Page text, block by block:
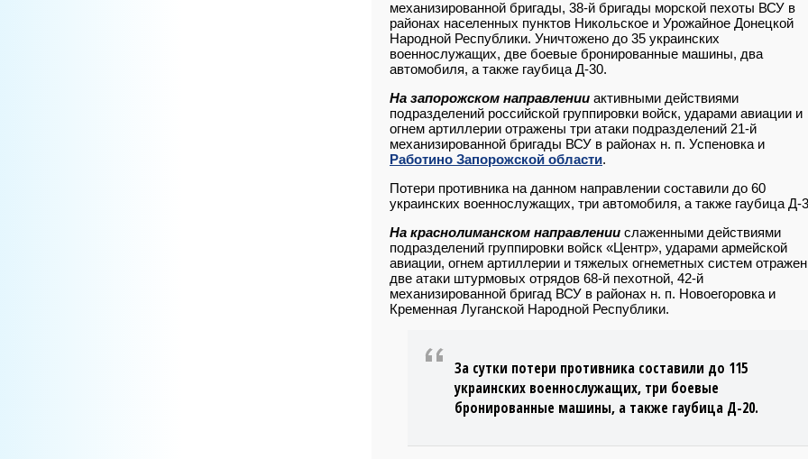
механизированной бригады, 38-й бригады морской пехоты ВСУ в
районах населенных пунктов Никольское и Урожайное Донецкой
Народной Республики. Уничтожено до 35 украинских
военнослужащих, две боевые бронированные машины, два
автомобиля, а также гаубица Д-30.
На запорожском направлении активными действиями
подразделений российской группировки войск, ударами авиации и
огнем артиллерии отражены три атаки подразделений 21-й
механизированной бригады ВСУ в районах н. п. Успеновка и
Работино Запорожской области.
Потери противника на данном направлении составили до 60
украинских военнослужащих, три автомобиля, а также гаубица Д-
На краснолиманском направлении слаженными действиями
подразделений группировки войск «Центр», ударами армейской
авиации, огнем артиллерии и тяжелых огнеметных систем
две атаки штурмовых отрядов 68-й пехотной, 42-й
механизированной бригад ВСУ в районах н. п. Новоегоровка и
Кременная Луганской Народной Республики.
За сутки потери противника составили до 115
украинских военнослужащих, три боевые
бронированные машины, а также гаубица Д-20.